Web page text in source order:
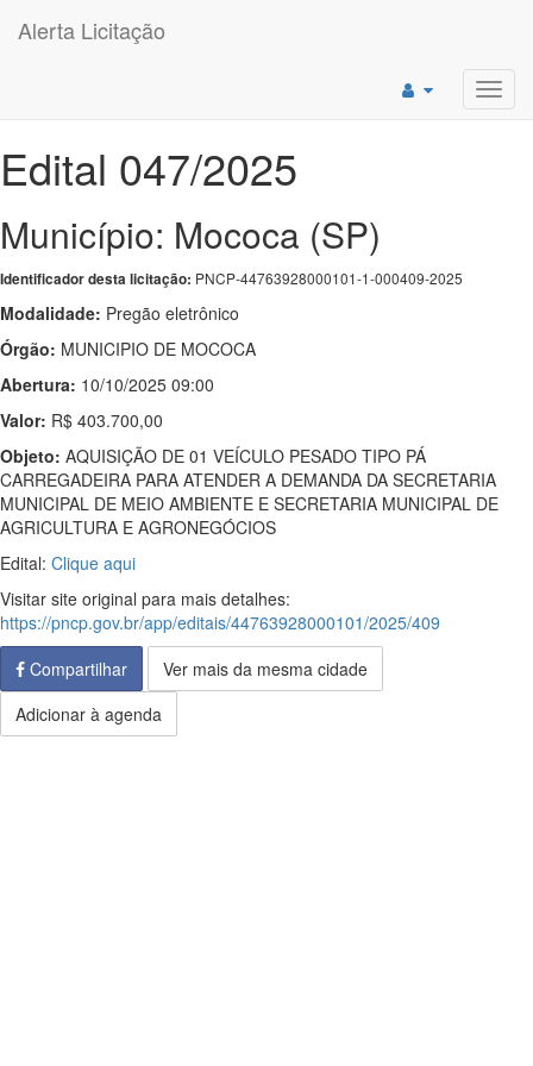
Alerta Licitação
Edital 047/2025
Município: Mococa (SP)
Identificador desta licitação: PNCP-44763928000101-1-000409-2025
Modalidade: Pregão eletrônico
Órgão: MUNICIPIO DE MOCOCA
Abertura: 10/10/2025 09:00
Valor: R$ 403.700,00
Objeto: AQUISIÇÃO DE 01 VEÍCULO PESADO TIPO PÁ
CARREGADEIRA PARA ATENDER A DEMANDA DA SECRETARIA
MUNICIPAL DE MEIO AMBIENTE E SECRETARIA MUNICIPAL DE
AGRICULTURA E AGRONEGÓCIOS
Edital: Clique aqui
Visitar site original para mais detalhes:
https://pncp.gov.br/app/editais/44763928000101/2025/409
Compartilhar
Ver mais da mesma cidade
Adicionar à agenda